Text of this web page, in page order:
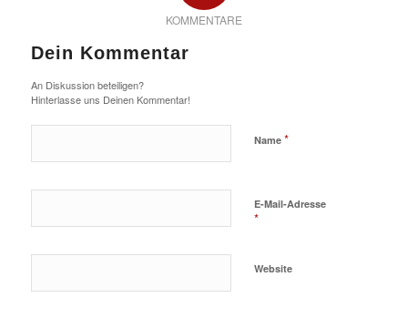
KOMMENTARE
Dein Kommentar
An Diskussion beteiligen?
Hinterlasse uns Deinen Kommentar!
Name *
E-Mail-Adresse
*
Website